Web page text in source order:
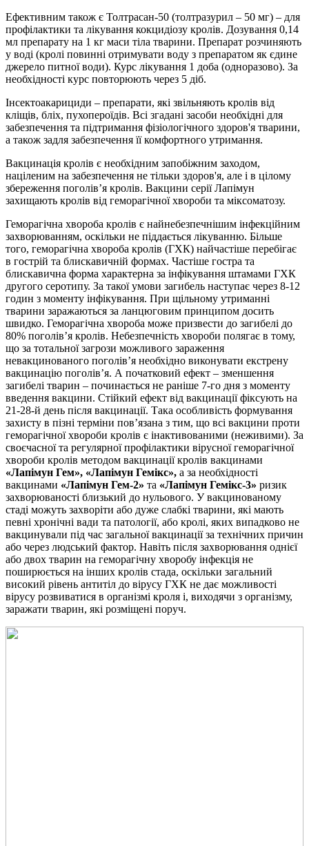
Ефективним також є Толтрасан-50 (толтразурил – 50 мг) – для
профілактики та лікування кокцидіозу кролів. Дозування 0,14
мл препарату на 1 кг маси тіла тварини. Препарат розчиняють
у воді (кролі повинні отримувати воду з препаратом як єдине
джерело питної води). Курс лікування 1 доба (одноразово). За
необхідності курс повторюють через 5 діб.
Інсектоакарициди – препарати, які звільняють кролів від
кліщів, бліх, пухопероїдів. Всі згадані засоби необхідні для
забезпечення та підтримання фізіологічного здоров'я тварини,
а також задля забезпечення її комфортного утримання.
Вакцинація кролів є необхідним запобіжним заходом,
націленим на забезпечення не тільки здоров'я, але і в цілому
збереження поголів’я кролів. Вакцини серії Лапімун
захищають кролів від геморагічної хвороби та міксоматозу.
Геморагічна хвороба кролів є найнебезпечнішим інфекційним
захворюванням, оскільки не піддається лікуванню. Більше
того, геморагічна хвороба кролів (ГХК) найчастіше перебігає
в гострій та блискавичній формах. Частіше гостра та
блискавична форма характерна за інфікування штамами ГХК
другого серотипу. За такої умови загибель наступає через 8-12
годин з моменту інфікування. При щільному утриманні
тварини заражаються за ланцюговим принципом досить
швидко. Геморагічна хвороба може призвести до загибелі до
80% поголів’я кролів. Небезпечність хвороби полягає в тому,
що за тотальної загрози можливого зараження
невакцинованого поголів’я необхідно виконувати екстрену
вакцинацію поголів’я. А початковий ефект – зменшення
загибелі тварин – починається не раніше 7-го дня з моменту
введення вакцини. Стійкий ефект від вакцинації фіксують на
21-28-й день після вакцинації. Така особливість формування
захисту в пізні терміни пов’язана з тим, що всі вакцини проти
геморагічної хвороби кролів є інактивованими (неживими). За
своєчасної та регулярної профілактики вірусної геморагічної
хвороби кролів методом вакцинації кролів вакцинами
«Лапімун Гем», «Лапімун Гемікс», а за необхідності
вакцинами «Лапімун Гем-2» та «Лапімун Гемікс-3» ризик
захворюваності близький до нульового. У вакцинованому
стаді можуть захворіти або дуже слабкі тварини, які мають
певні хронічні вади та патології, або кролі, яких випадково не
вакцинували під час загальної вакцинації за технічних причин
або через людський фактор. Навіть після захворювання однієї
або двох тварин на геморагічну хворобу інфекція не
поширюється на інших кролів стада, оскільки загальний
високий рівень антитіл до вірусу ГХК не дає можливості
вірусу розвиватися в організмі кроля і, виходячи з організму,
заражати тварин, які розміщені поруч.